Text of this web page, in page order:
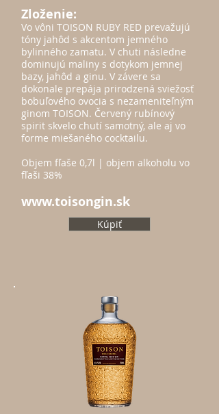
Zloženie:
Vo vôni TOISON RUBY RED prevažujú
tóny jahôd s akcentom jemného
bylinného zamatu. V chuti následne
dominujú maliny s dotykom jemnej
bazy, jahôd a ginu. V závere sa
dokonale prepája prirodzená sviežosť
bobuľového ovocia s nezameniteľným
ginom TOISON. Červený rubínový
spirit skvelo chutí samotný, ale aj vo
forme miešaného cocktailu.
Objem fľaše 0,7l | objem alkoholu vo
fľaši 38%
www.toisongin.sk
Kúpiť